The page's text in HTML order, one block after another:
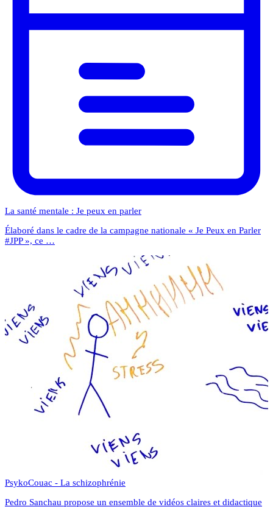
La santé mentale : Je peux en parler
Élaboré dans le cadre de la campagne nationale « Je Peux en Parler
#JPP », ce …
PsykoCouac - La schizophrénie
Pedro Sanchau propose un ensemble de vidéos claires et didactique